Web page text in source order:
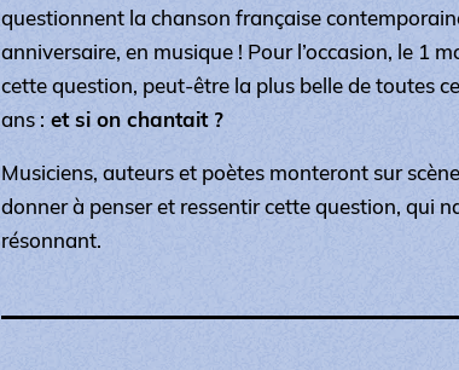
questionnent la chanson française
anniversaire, en musique ! Pour l’occasion, le 1
cette question, peut-être la plus belle de toutes
ans : et si on chantait ?
Musiciens, auteurs et poètes monteront sur
donner à penser et ressentir cette question, qui
résonnant.